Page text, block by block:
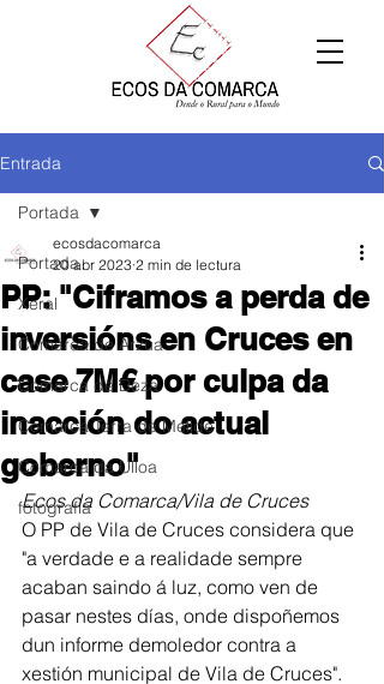
Entrada
Portada
Xeral
Comarca de Arzúa
Comarca de Deza
Comarca Terra de Melide
Comarca da Ulloa
fotografía
Portada
PP: "Ciframos a perda de
inversións en Cruces en
case 7M€ por culpa da
inacción do actual
goberno"
ecosdacomarca
20 abr 2023 2 min de lectura
Ecos da Comarca/Vila de Cruces
O PP de Vila de Cruces considera que
"a verdade e a realidade sempre
acaban saindo á luz, como ven de
pasar nestes días, onde dispoñemos
dun informe demoledor contra a
xestión municipal de Vila de Cruces".